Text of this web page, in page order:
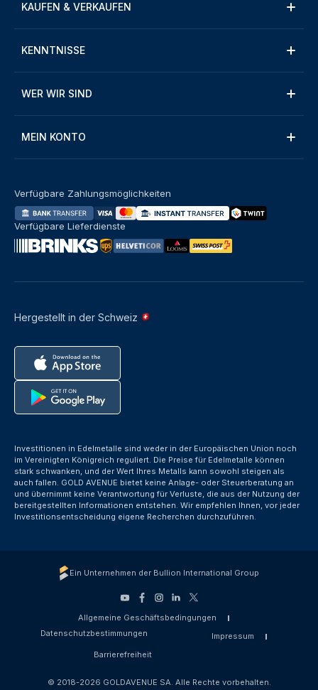
KAUFEN & VERKAUFEN
KENNTNISSE
WER WIR SIND
MEIN KONTO
Hergestellt in der Schweiz
Verfügbare Zahlungsmöglichkeiten
Verfügbare Lieferdienste
Investitionen in Edelmetalle sind weder in der Europäischen Union noch
im Vereinigten Königreich reguliert. Die Preise für Edelmetalle können
stark schwanken, und der Wert Ihres Metalls kann sowohl steigen als
auch fallen. GOLD AVENUE bietet keine Anlage- oder Steuerberatung an
und übernimmt keine Verantwortung für Verluste, die aus der Nutzung der
bereitgestellten Informationen entstehen. Wir empfehlen Ihnen, vor jeder
Investitionsentscheidung eigene Recherchen durchzuführen.
Ein Unternehmen der Bullion International Group
Allgemeine Geschäftsbedingungen
Datenschutzbestimmungen
Impressum
Barrierefreiheit
© 2018-2026 GOLDAVENUE SA. Alle Rechte vorbehalten.